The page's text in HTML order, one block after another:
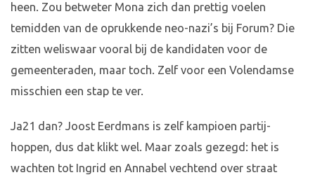
heen. Zou betweter Mona zich dan prettig voelen
temidden van de oprukkende neo-nazi’s bij Forum? Die
zitten weliswaar vooral bij de kandidaten voor de
gemeenteraden, maar toch. Zelf voor een Volendamse
misschien een stap te ver.
Ja21 dan? Joost Eerdmans is zelf kampioen partij-
hoppen, dus dat klikt wel. Maar zoals gezegd: het is
wachten tot Ingrid en Annabel vechtend over straat